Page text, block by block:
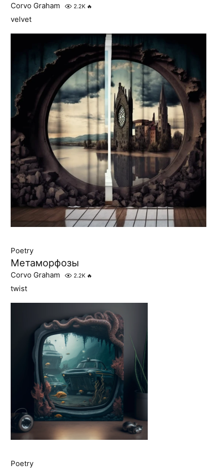
Corvo Graham 2.2K 🔥
velvet
Poetry
Метаморфозы
Corvo Graham 2.2K 🔥
twist
Poetry